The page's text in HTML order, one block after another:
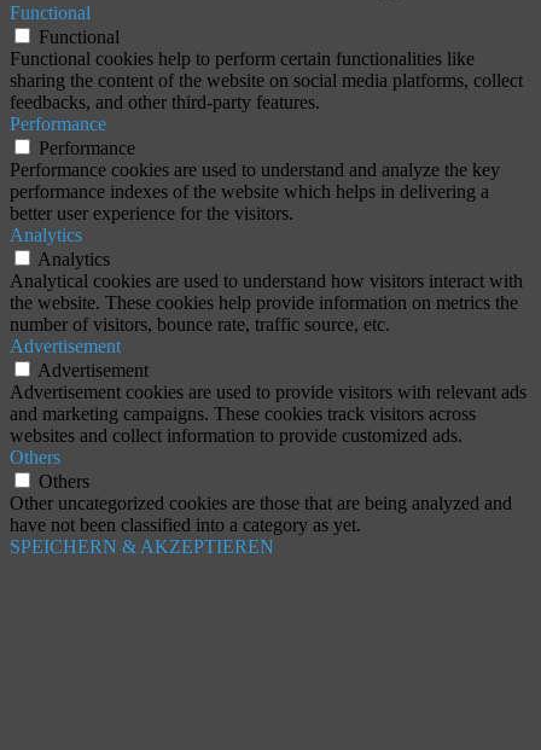
Functional
Functional
Functional cookies help to perform certain functionalities like
sharing the content of the website on social media platforms, collect
feedbacks, and other third-party features.
Performance
Performance
Performance cookies are used to understand and analyze the key
performance indexes of the website which helps in delivering a
better user experience for the visitors.
Analytics
Analytics
Analytical cookies are used to understand how visitors interact with
the website. These cookies help provide information on metrics the
number of visitors, bounce rate, traffic source, etc.
Advertisement
Advertisement
Advertisement cookies are used to provide visitors with relevant ads
and marketing campaigns. These cookies track visitors across
websites and collect information to provide customized ads.
Others
Others
Other uncategorized cookies are those that are being analyzed and
have not been classified into a category as yet.
SPEICHERN & AKZEPTIEREN